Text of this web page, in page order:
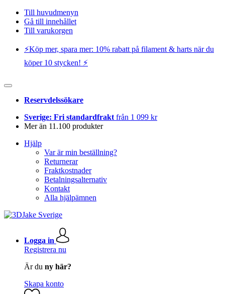
Till huvudmenyn
Gå till innehållet
Till varukorgen
⚡️Köp mer, spara mer: 10% rabatt på filament & harts när du
köper 10 stycken! ⚡️
Reservdelssökare
Sverige: Fri standardfrakt från 1 099 kr
Mer än 11.100 produkter
Hjälp
Var är min beställning?
Returnerar
Fraktkostnader
Betalningsalternativ
Kontakt
Alla hjälpämnen
Logga in
Registrera nu
Är du ny här?
Skapa konto